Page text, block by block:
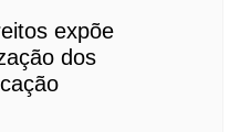
expõe
dos